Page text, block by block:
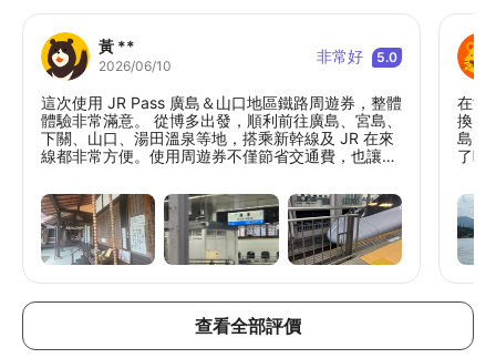
黃 **
2026/06/10 非常好 5.0
這次使用 JR Pass 廣島＆山口地區鐵路周遊券，整體
體驗非常滿意。 從博多出發，順利前往廣島、宮島、
下關、山口、湯田溫泉等地，搭乘新幹線及 JR 在來
線都非常方便。使用周遊券不僅節省交通費，也讓行
喜歡的是宮島大鳥居、瑠璃光寺五重塔、湯田溫泉及
門司港地區，沿途交通銜接順暢，車站指標清楚，即
使是第一次前往也很容易上手。 如果計畫在廣島、山
口、福岡周邊進行 4～5 天自由行，非常推薦購買這
張周遊券，CP 值高、使用便利，是一次非常愉快的
鐵道旅行體驗。
在博
換了
島的
了吐
車後
JR渡
尾道
再轉
25分
席，
位坐
跟
新幹
查看全部評價